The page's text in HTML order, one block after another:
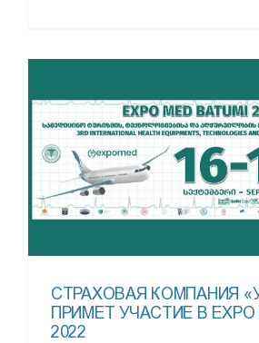
СТРАХОВАЯ КОМПАНИЯ
ПРИМЕТ УЧАСТИЕ В EXPO
2022